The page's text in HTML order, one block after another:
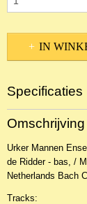
IN
Specificaties
Productcode
2CDKo-9067
Omschrijving
Urker Mannen
de Ridder - bas, /
Netherlands Bach
Tracks: